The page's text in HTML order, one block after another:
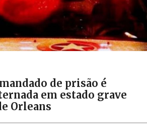
de prisão é
em estado grave
Orleans